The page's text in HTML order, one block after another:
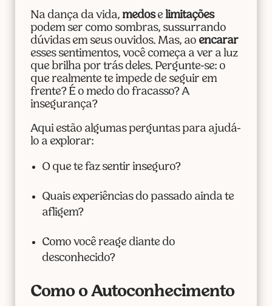
Na dança da vida, medose limitações
podem ser como sombras, sussurrando
dúvidas em seus ouvidos. Mas, ao encarar
esses sentimentos, você começa a ver a luz
que brilha por trás deles. Pergunte-se: o
que realmente te impede de seguir em
frente? É o medo do fracasso? A
insegurança?
Aqui estão algumas perguntas para ajudá-
lo a explorar:
O que te faz sentir inseguro?
Quais experiências do passado ainda te
afligem?
Como você reage diante do
desconhecido?
Como o Autoconhecimento